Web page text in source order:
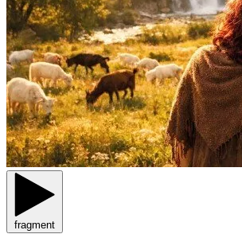
fragment